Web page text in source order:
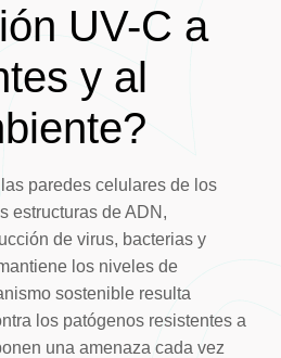
UV-C a
y al
paredes celulares de los
estructuras de ADN,
de virus, bacterias y
los niveles de
sostenible resulta
los patógenos resistentes a
una amenaza cada vez